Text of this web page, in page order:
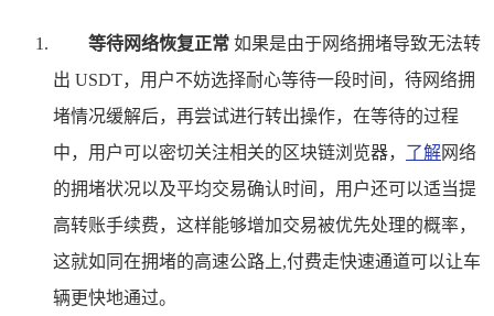
等待网络恢复正常 如果是由于网络拥堵导致无法转
出 USDT，用户不妨选择耐心等待一段时间，待网络拥
堵情况缓解后，再尝试进行转出操作，在等待的过程
中，用户可以密切关注相关的区块链浏览器， 了解网络
的拥堵状况以及平均交易确认时间，用户还可以适当提
高转账手续费，这样能够增加交易被优先处理的概率，
这就如同在拥堵的高速公路上,付费走快速通道可以让车
辆更快地通过。